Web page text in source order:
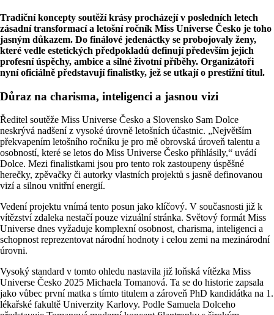
Tradiční koncepty soutěží krásy procházejí v posledních letech
zásadní transformací a letošní ročník Miss Universe Česko je toho
jasným důkazem. Do finálové jedenáctky se probojovaly ženy,
které vedle estetických předpokladů definují především jejich
profesní úspěchy, ambice a silné životní příběhy. Organizátoři
nyní oficiálně představují finalistky, jež se utkají o prestižní titul.
Důraz na charisma, inteligenci a jasnou vizi
Ředitel soutěže Miss Universe Česko a Slovensko Sam Dolce
neskrývá nadšení z vysoké úrovně letošních účastnic. „Největším
překvapením letošního ročníku je pro mě obrovská úroveň talentu a
osobností, které se letos do Miss Universe Česko přihlásily,“ uvádí
Dolce. Mezi finalistkami jsou pro tento rok zastoupeny úspěšné
herečky, zpěvačky či autorky vlastních projektů s jasně definovanou
vizí a silnou vnitřní energií.
Vedení projektu vnímá tento posun jako klíčový. V současnosti již k
vítězství zdaleka nestačí pouze vizuální stránka. Světový formát Miss
Universe dnes vyžaduje komplexní osobnost, charisma, inteligenci a
schopnost reprezentovat národní hodnoty i celou zemi na mezinárodní
úrovni.
Vysoký standard v tomto ohledu nastavila již loňská vítězka Miss
Universe Česko 2025 Michaela Tomanová. Ta se do historie zapsala
jako vůbec první matka s tímto titulem a zároveň PhD kandidátka na 1.
lékařské fakultě Univerzity Karlovy. Podle Samuela Dolceho